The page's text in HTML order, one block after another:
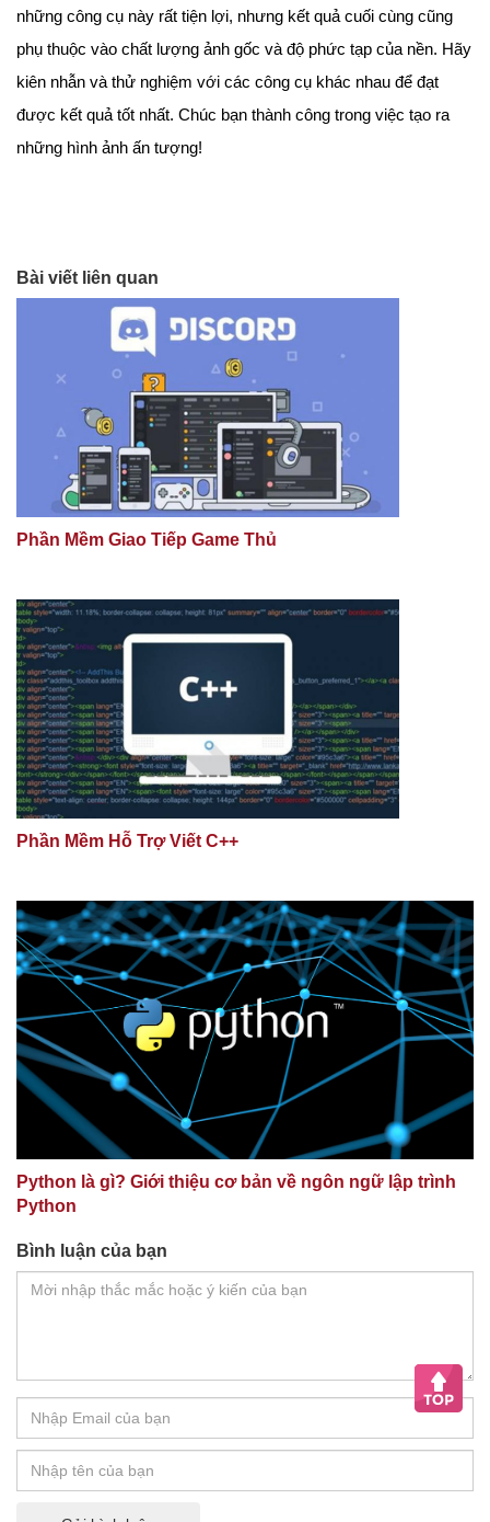
những công cụ này rất tiện lợi, nhưng kết quả cuối cùng cũng
phụ thuộc vào chất lượng ảnh gốc và độ phức tạp của nền. Hãy
kiên nhẫn và thử nghiệm với các công cụ khác nhau để đạt
được kết quả tốt nhất. Chúc bạn thành công trong việc tạo ra
những hình ảnh ấn tượng!
Bài viết liên quan
Phần Mềm Giao Tiếp Game Thủ
Phần Mềm Hỗ Trợ Viết C++
Python là gì? Giới thiệu cơ bản về ngôn ngữ lập trình
Python
Bình luận của bạn